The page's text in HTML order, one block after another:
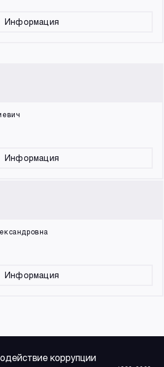
Информация
Информация
Информация
коррупции